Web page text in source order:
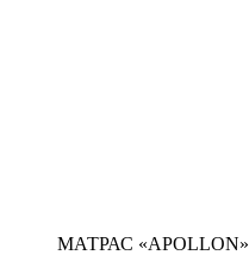
МАТРАС «APOLLON»